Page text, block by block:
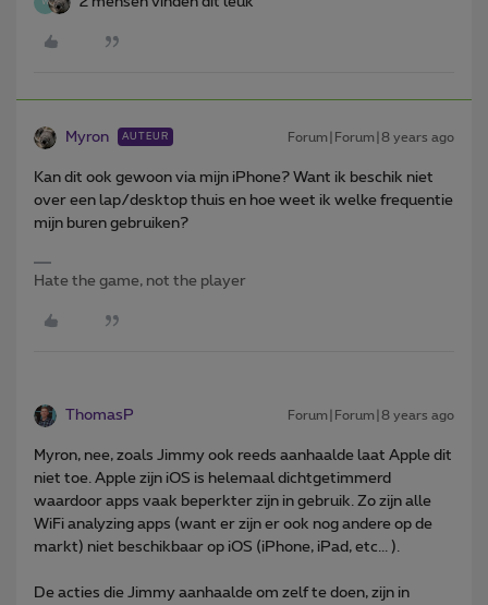
W
Myron AUTEUR Forum|Forum|8 years ago
Kan dit ook gewoon via mijn iPhone? Want ik beschik niet
over een lap/desktop thuis en hoe weet ik welke frequentie
mijn buren gebruiken?
Hate the game, not the player
ThomasP Forum|Forum|8 years ago
Myron, nee, zoals Jimmy ook reeds aanhaalde laat Apple dit
niet toe. Apple zijn iOS is helemaal dichtgetimmerd
waardoor apps vaak beperkter zijn in gebruik. Zo zijn alle
WiFi analyzing apps (want er zijn er ook nog andere op de
markt) niet beschikbaar op iOS (iPhone, iPad, etc... ).
De acties die Jimmy aanhaalde om zelf te doen, zijn in